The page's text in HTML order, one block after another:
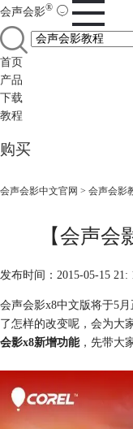
会声会影®
首页
产品
下载
教程
购买
会声会影中文官网 > 会声会影
【会声
发布时间：2015-05-15 21:
会声会影x8中文版将于5
了怎样的改变呢，会为大
会影x8新增功能，先带大